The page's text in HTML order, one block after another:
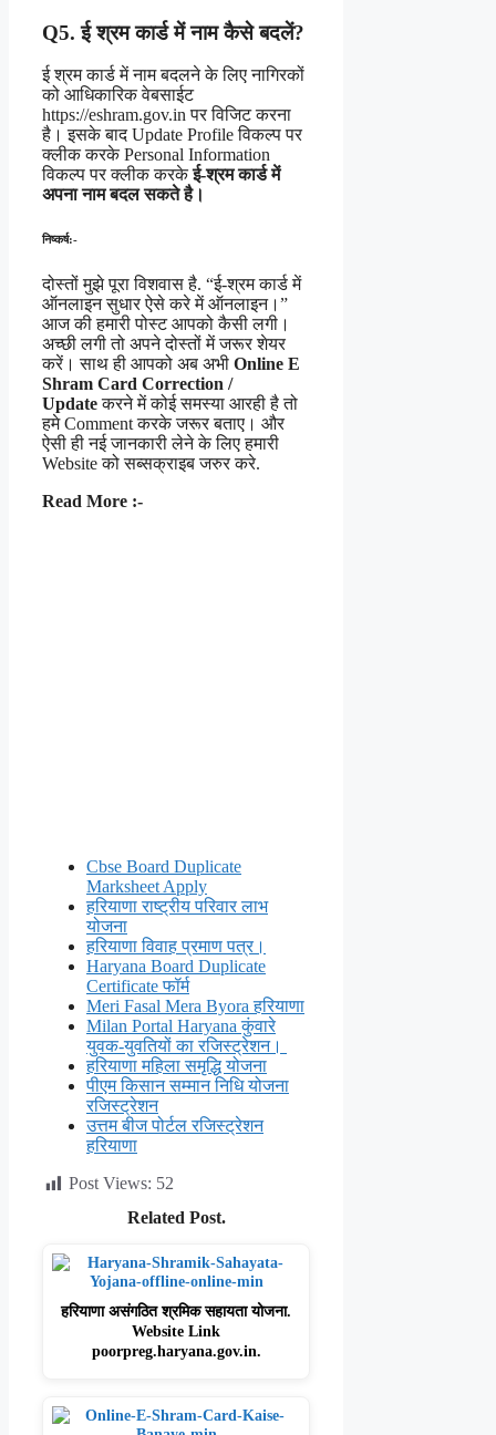
Q5. ई श्रम कार्ड में नाम कैसे बदलें?
ई श्रम कार्ड में नाम बदलने के लिए नागिरकों
को आधिकारिक वेबसाईट
https://eshram.gov.in पर विजिट करना
है। इसके बाद Update Profile विकल्प पर
क्लीक करके Personal Information
विकल्प पर क्लीक करके ई-श्रम कार्ड में
अपना नाम बदल सकते है।
निष्कर्ष:-
दोस्तों मुझे पूरा विशवास है. “ई-श्रम कार्ड में
ऑनलाइन सुधार ऐसे करे में ऑनलाइन।”
आज की हमारी पोस्ट आपको कैसी लगी।
अच्छी लगी तो अपने दोस्तों में जरूर शेयर
करें। साथ ही आपको अब अभी Online E
Shram Card Correction /
Updateकरने में कोई समस्या आरही है तो
हमे Comment करके जरूर बताए। और
ऐसी ही नई जानकारी लेने के लिए हमारी
Website को सब्सक्राइब जरुर करे.
Read More :-
Cbse Board Duplicate
Marksheet Apply
हरियाणा राष्ट्रीय परिवार लाभ
योजना
हरियाणा विवाह प्रमाण पत्र।
Haryana Board Duplicate
Certificate फॉर्म
Meri Fasal Mera Byora हरियाणा
Milan Portal Haryana कुंवारे
युवक-युवतियों का रजिस्ट्रेशन।
हरियाणा महिला समृद्धि योजना
पीएम किसान सम्मान निधि योजना
रजिस्ट्रेशन
उत्तम बीज पोर्टल रजिस्ट्रेशन
हरियाणा
Post Views: 52
Related Post.
हरियाणा असंगठित श्रमिक सहायता योजना.
Website Link
poorpreg.haryana.gov.in.